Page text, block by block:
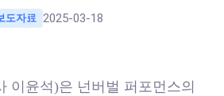
도자료 2025-03-18
이윤석)은 넌버벌 퍼포먼스의